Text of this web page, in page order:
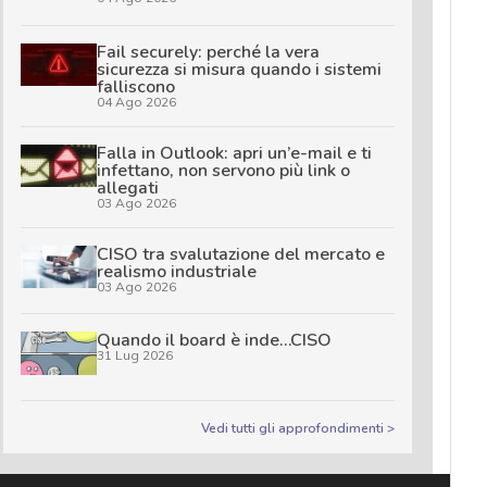
Fail securely: perché la vera
sicurezza si misura quando i sistemi
falliscono
04 Ago 2026
Falla in Outlook: apri un’e-mail e ti
infettano, non servono più link o
allegati
03 Ago 2026
CISO tra svalutazione del mercato e
realismo industriale
03 Ago 2026
Quando il board è inde…CISO
31 Lug 2026
Vedi tutti gli approfondimenti >